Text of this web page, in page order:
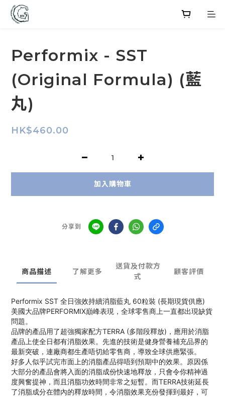
Performix - SST
(Original Formula) (藍
丸)
HK$460.00
加入購物車
分享到
商品描述 了解更多
送貨及付款方
式
顧客評價
Performix SST 全日強效持續消脂藍丸 60粒裝 (長期現貨供應)
美國大品牌PERFORMIX巔峰表現，全球零售商上一直都出現缺貨
問題。
品牌的產品用了超強獨家配方TERRA (多階段釋放)，應用於消脂
產品上使全日都有消脂效果。先進的技術是健身營養補充品界的
最新突破，連廠商都生產唔切給零售商，導致全球供應緊張。
好多人似乎試完市面上的消脂產品得唔到預期中的效果。原因係
大部分的產品會將入面的消脂成份快速地釋放，只會令你精神過
度興奮提神，而且消脂功效時間非常之短暫。而TERRA技術延長
了消脂成分在體內的釋放時間，令消脂效果充份發揮到最好，可